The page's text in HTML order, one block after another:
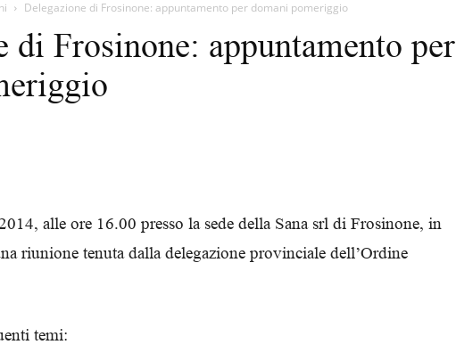
Delegazione di Frosinone: appuntamento per domani pomeriggio
di Frosinone: appuntamento per
alle ore 16.00 presso la sede della Sana srl di Frosinone, in
riunione tenuta dalla delegazione provinciale dell’Ordine
temi: